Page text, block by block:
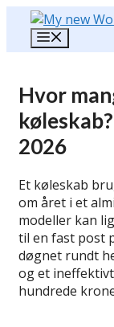
Hop
indhold
Hvor
2026
Et køleskab
om året i et
modeller kan
til en fast post
døgnet rundt
og et
hundrede